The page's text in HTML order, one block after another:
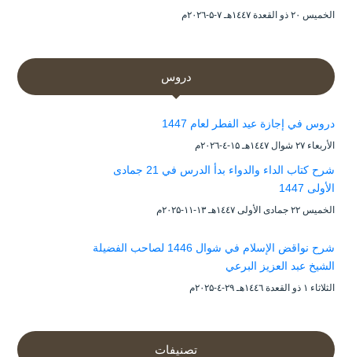
الخميس ۲۰ ذو القعدة ۱٤٤۷هـ ۷-۵-۲۰۲٦م
دروس
دروس في إجازة عيد الفطر لعام 1447
الأربعاء ۲۷ شوال ۱٤٤۷هـ ۱۵-٤-۲۰۲٦م
شرح كتاب الداء والدواء بدأ الدرس في 21 جمادى
الأولى 1447
الخميس ۲۲ جمادى الأولى ۱٤٤۷هـ ۱۳-۱۱-۲۰۲۵م
شرح نواقض الإسلام في شوال 1446 لصاحب الفضيلة
الشيخ عبد العزيز البرعي
الثلاثاء ۱ ذو القعدة ۱٤٤٦هـ ۲۹-٤-۲۰۲۵م
تصنيفات